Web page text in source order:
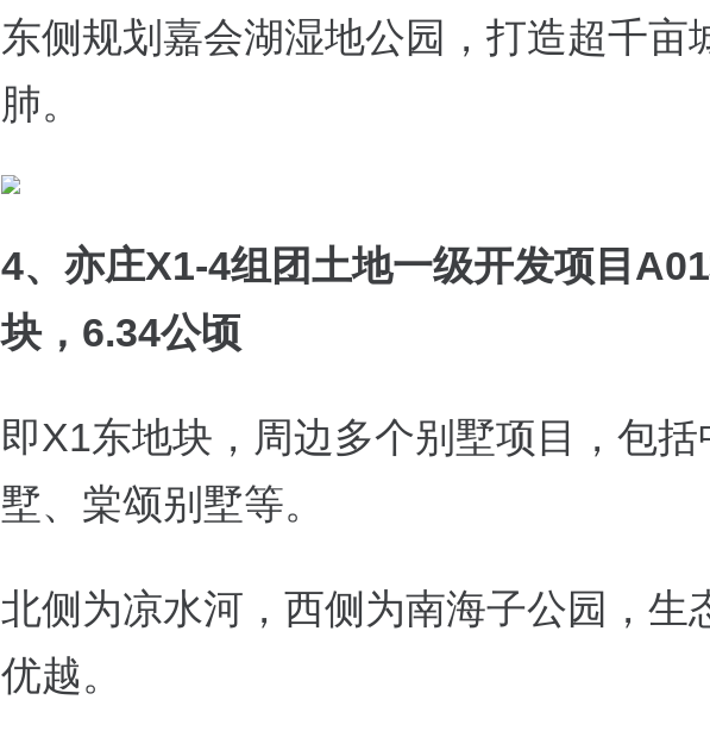
东侧规划嘉会湖湿地公园， 打造超千亩
肺。
4、亦庄X1-4组团土地一级开发项目
块，6.34公顷
即X1东地块，周边多个别墅项目，包括
墅、棠颂别墅等。
北侧为凉水河，西侧为南海子公园，生
优越。